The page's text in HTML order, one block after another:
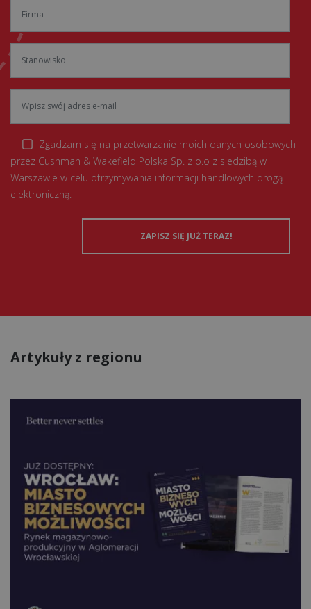
Zgadzam się na przetwarzanie moich danych osobowych
przez Cushman & Wakefield Polska Sp. z o.o z siedzibą w
Warszawie w celu otrzymywania informacji handlowych drogą
elektroniczną.
Artykuły z regionu